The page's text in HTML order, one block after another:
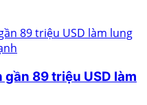
89 triệu USD làm